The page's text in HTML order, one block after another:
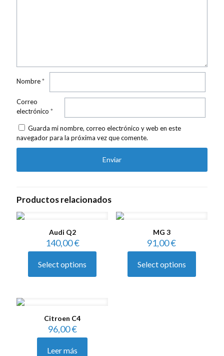
Nombre*
Correo
electrónico *
Guarda mi nombre, correo electrónico y web en este
navegador para la próxima vez que comente.
Productos relacionados
Audi Q2
140,00€
Select options
MG 3
91,00€
Select options
Citroen C4
96,00€
Leer más